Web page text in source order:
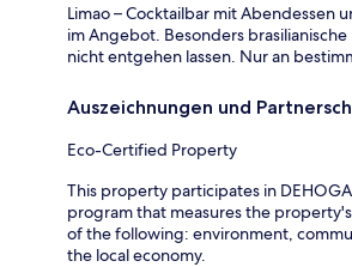
Limao – Cocktailbar mit Abendessen
im Angebot. Besonders
nicht entgehen lassen. Nur an
Auszeichnungen und
Eco-Certified Property
This property participates in
program that measures the
of the following: environment,
the local economy.